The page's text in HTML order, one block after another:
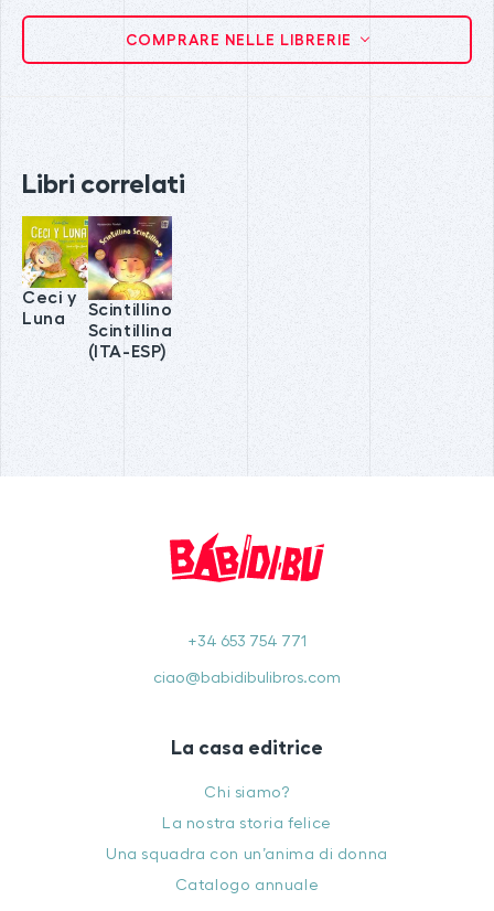
COMPRARE NELLE LIBRERIE
Libri correlati
Ceci y
Luna
Scintillino
Scintillina
(ITA-ESP)
+34 653 754 771
ciao@babidibulibros.com
La casa editrice
Chi siamo?
La nostra storia felice
Una squadra con un’anima di donna
Catalogo annuale